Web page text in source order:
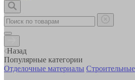
Назад
Популярные категории
Отделочные материалы